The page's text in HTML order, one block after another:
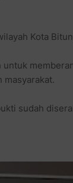
Kota
masyarakat.
sudah